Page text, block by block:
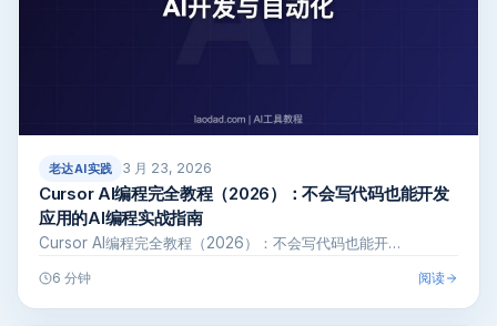
老达AI实践 3 月 23, 2026
Cursor AI编程完全教程（2026）：不会写代码也能开发
应用的AI编程实战指南
Cursor AI编程完全教程（2026）：不会写代码也能开…
6 分钟 阅读